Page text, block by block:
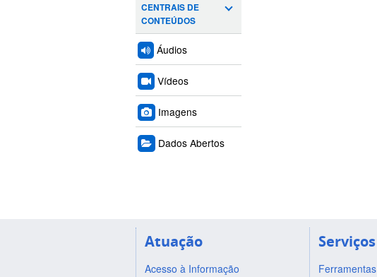
CENTRAIS DE
CONTEÚDOS
Áudios
Vídeos
Imagens
Dados Abertos
Atuação
Acesso à Informação
Serviços
Ferramentas